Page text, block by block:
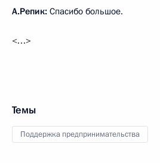
А.Репик: Спасибо большое.
<…>
Темы
Поддержка предпринимательства